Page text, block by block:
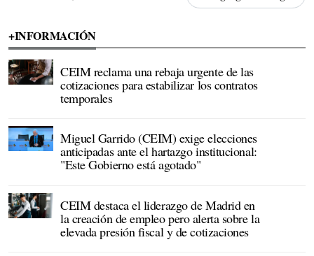
+INFORMACIÓN
CEIM reclama una rebaja urgente de las
cotizaciones para estabilizar los contratos
temporales
Miguel Garrido (CEIM) exige elecciones
anticipadas ante el hartazgo institucional:
"Este Gobierno está agotado"
CEIM destaca el liderazgo de Madrid en
la creación de empleo pero alerta sobre la
elevada presión fiscal y de cotizaciones